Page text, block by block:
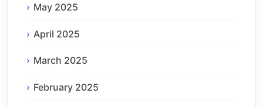
May 2025
April 2025
March 2025
February 2025